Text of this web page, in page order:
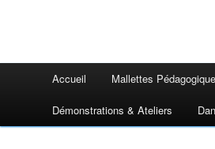
Accueil Mallettes
Démonstrations & Ateliers